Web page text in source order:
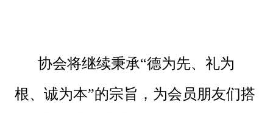
协会将继续秉承“德为先、礼为
根、诚为本”的宗旨，为会员朋友们搭